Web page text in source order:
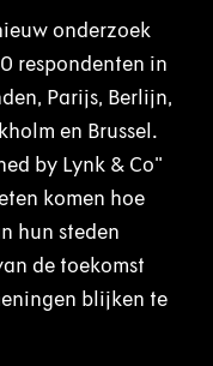
onderzoek
respondenten in
Parijs, Berlijn,
en Brussel.
by Lynk & Co"
komen hoe
hun steden
de toekomst
blijken te